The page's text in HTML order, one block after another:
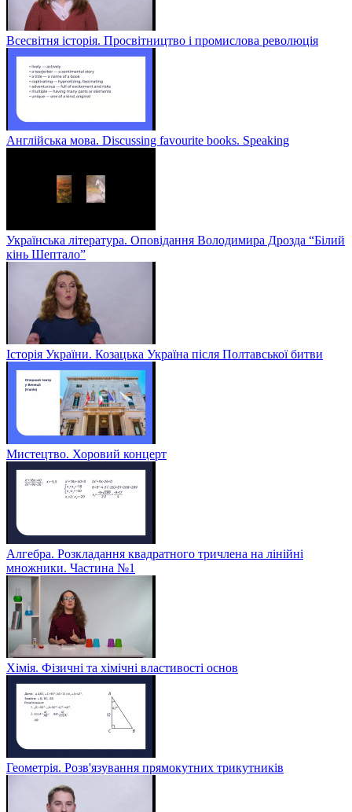
Всесвітня історія. Просвітництво і промислова революція
Англійська мова. Discussing favourite books. Speaking
Українська література. Оповідання Володимира Дрозда “Білий
кінь Шептало”
Історія України. Козацька Україна після Полтавської битви
Мистецтво. Хоровий концерт
Алгебра. Розкладання квадратного тричлена на лінійні
множники. Частина №1
Хімія. Фізичні та хімічні властивості основ
Геометрія. Розв'язування прямокутних трикутників